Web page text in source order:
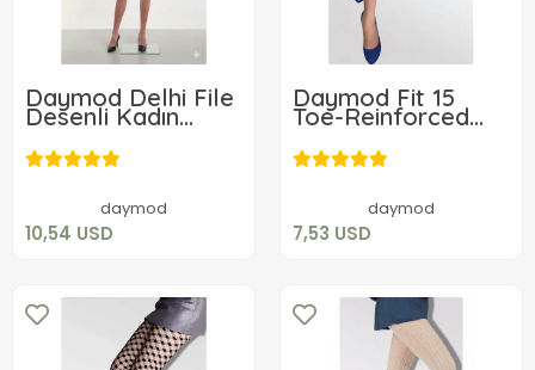
Daymod Delhi File
Desenli Kadın
Külotlu Çorap
daymod
10,54 USD
10,54 USD
Daymod Fit 15
Toe-Reinforced
Shiny Sheer Tights
daymod
7,53 USD
7,53 USD